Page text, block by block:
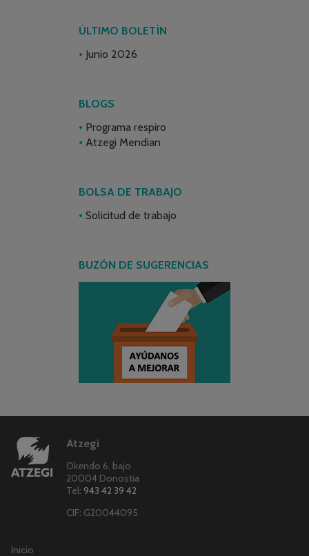
ÚLTIMO BOLETÍN
Junio 2026
BLOGS
Programa respiro
Atzegi Mendian
BOLSA DE TRABAJO
Solicitud de trabajo
BUZÓN DE SUGERENCIAS
Atzegi
Okendo 6, bajo
20004 Donostia
Tel: 943 42 39 42
CIF: G20044095
Inicio